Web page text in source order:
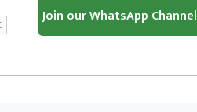
Join our WhatsApp Channel